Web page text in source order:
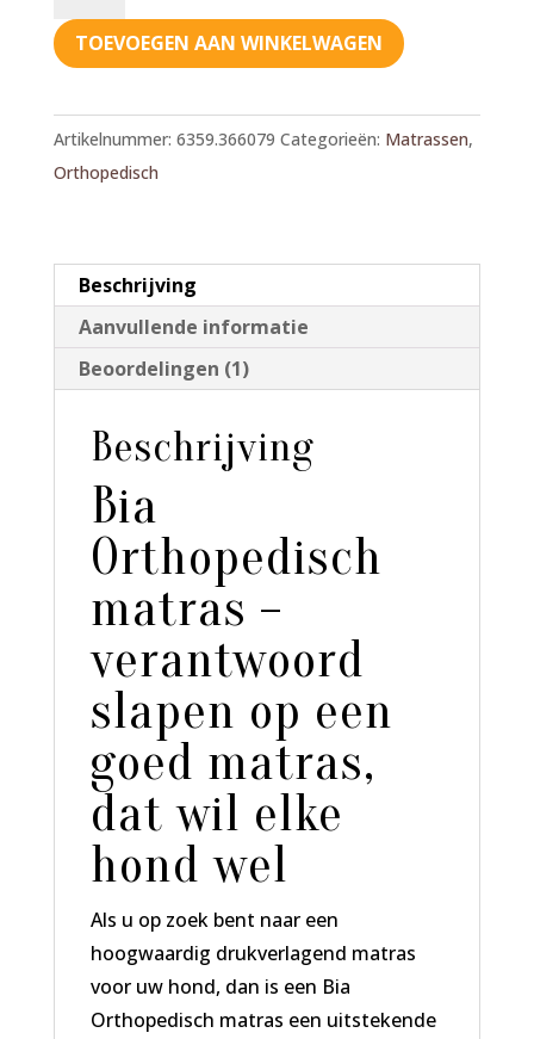
matras
66x105
TOEVOEGEN AAN WINKELWAGEN
Artikelnummer: 6359.366079 Categorieën: Matrassen,
Orthopedisch
Beschrijving
Aanvullende informatie
Beoordelingen (1)
Beschrijving
Bia
Orthopedisch
matras –
verantwoord
slapen op een
goed matras,
dat wil elke
hond wel
Als u op zoek bent naar een
hoogwaardig drukverlagend matras
voor uw hond, dan is een Bia
Orthopedisch matras een uitstekende